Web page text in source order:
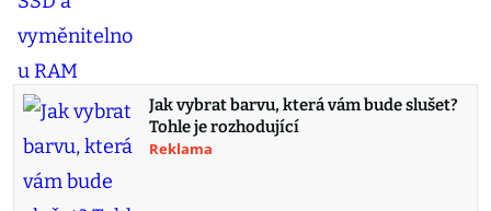
Jak vybrat barvu, která vám bude slušet?
Tohle je rozhodující
Reklama